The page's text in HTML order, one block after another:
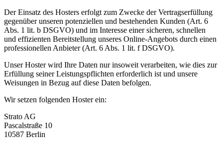
Der Einsatz des Hosters erfolgt zum Zwecke der Vertragserfüllung
gegenüber unseren potenziellen und bestehenden Kunden (Art. 6
Abs. 1 lit. b DSGVO) und im Interesse einer sicheren, schnellen
und effizienten Bereitstellung unseres Online-Angebots durch einen
professionellen Anbieter (Art. 6 Abs. 1 lit. f DSGVO).
Unser Hoster wird Ihre Daten nur insoweit verarbeiten, wie dies zur
Erfüllung seiner Leistungspflichten erforderlich ist und unsere
Weisungen in Bezug auf diese Daten befolgen.
Wir setzen folgenden Hoster ein:
Strato AG
Pascalstraße 10
10587 Berlin